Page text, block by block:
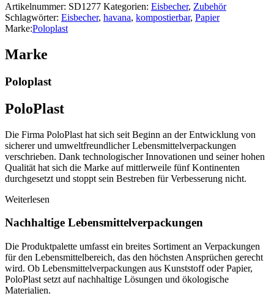
Artikelnummer: SD1277 Kategorien: Eisbecher, Zubehör
Schlagwörter: Eisbecher, havana, kompostierbar, Papier
Marke:Poloplast
Marke
Poloplast
PoloPlast
Die Firma PoloPlast hat sich seit Beginn an der Entwicklung von
sicherer und umweltfreundlicher Lebensmittelverpackungen
verschrieben. Dank technologischer Innovationen und seiner hohen
Qualität hat sich die Marke auf mittlerweile fünf Kontinenten
durchgesetzt und stoppt sein Bestreben für Verbesserung nicht.
Weiterlesen
Nachhaltige Lebensmittelverpackungen
Die Produktpalette umfasst ein breites Sortiment an Verpackungen
für den Lebensmittelbereich, das den höchsten Ansprüchen gerecht
wird. Ob Lebensmittelverpackungen aus Kunststoff oder Papier,
PoloPlast setzt auf nachhaltige Lösungen und ökologische
Materialien.